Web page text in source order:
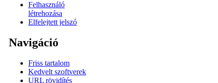
Felhasználó
létrehozása
Elfelejtett jelszó
Navigáció
Friss tartalom
Kedvelt szoftverek
URL rövidítés